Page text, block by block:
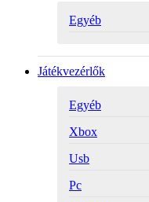
Egyéb
Játékvezérlők
Egyéb
Xbox
Usb
Pc